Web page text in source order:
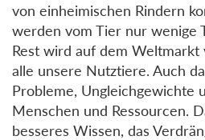
von einheimischen Rindern
werden vom Tier nur wenige
Rest wird auf dem Weltmarkt
alle unsere Nutztiere. Auch
Probleme, Ungleichgewichte
Menschen und Ressourcen.
besseres Wissen, das